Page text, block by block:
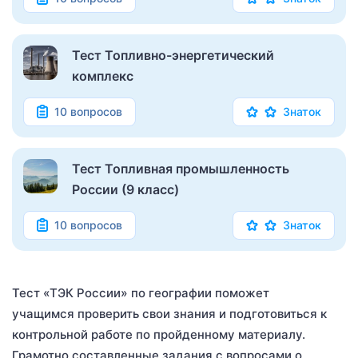
Тест Топливно-энергетический
комплекс
10 вопросов Знаток
Тест Топливная промышленность
России (9 класс)
10 вопросов Знаток
Тест «ТЭК России» по географии поможет
учащимся проверить свои знания и подготовиться к
контрольной работе по пройденному материалу.